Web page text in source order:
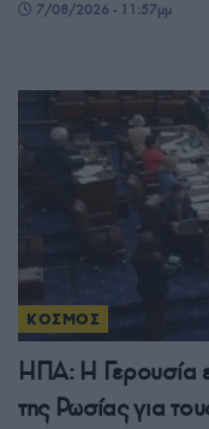
7/08/2026 - 11:57μμ
ΚΟΣΜΟΣ
ΗΠΑ: Η Γερουσία
της Ρωσίας για